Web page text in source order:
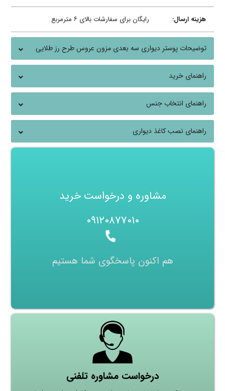
هزینه ارسال: رایگان برای سفارشات بالای ۶ مترمربع
توضیحات پوستر دیواری سه بعدی مزون عروس طرح رز طلایی
راهنمای خرید
راهنمای انتخاب جنس
راهنمای نصب کاغذ دیواری
مشاوره و درخواست خرید
۰۹۱۲۰۸۷۷۰۱۰
هم اکنون پاسخگوی شما هستیم
درخواست مشاوره تلفنی